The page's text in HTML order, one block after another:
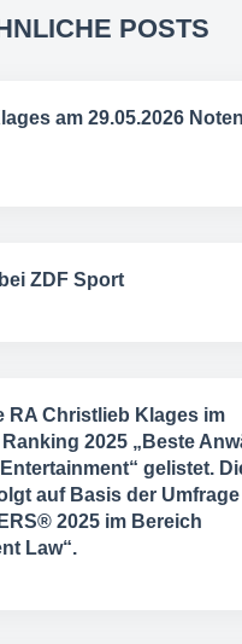
POSTS
am 29.05.2026
ZDF Sport
RA Christlieb Klages im
2025 „Beste
gelistet.
auf Basis der
2025 im Bereich
Law“.